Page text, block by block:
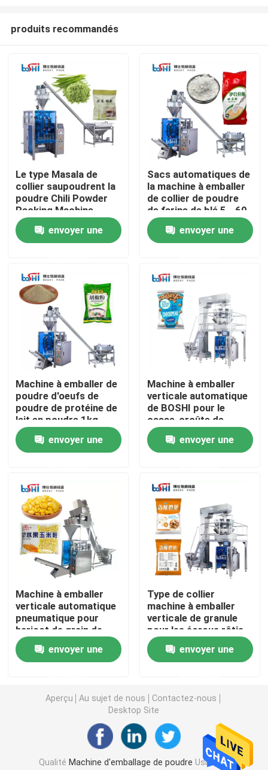
Accueil
A propos de nous
Contacts
Machine d'emballage de poudre
Machine à emballer verticale
Machine à emballer de granulés
machine de remplissage de poudre
Machine à emballer d'aliments surgelés
Machine de conditionnement de poche de Premade
Machine de remplissage de bouteilles automatique
Machine de remplissage de bouteilles semi
Accessoires de machine à emballer
produits recommandés
Le type Masala de
collier saupoudrent la
poudre Chili Powder
Packing Machine
Automatic d'épice
envoyer une
Sacs automatiques de
la machine à emballer
de collier de poudre
de farine de blé 5 - 60
minimum
envoyer une
Machine à emballer de
poudre d'oeufs de
poudre de protéine de
lait en poudre 1kg
automatique
envoyer une
Machine à emballer
verticale automatique
de BOSHI pour le
casse-croûte de
nourriture de granule
envoyer une
Machine à emballer
verticale automatique
pneumatique pour
haricot de grain de
poudre de riz le bon
envoyer une
Type de collier
machine à emballer
verticale de granule
pour les écrous rôtis
envoyer une
Aperçu Au sujet de nous
Contactez-nous
Desktop Site
Qualité Machine d'emballage de poudre Usine De